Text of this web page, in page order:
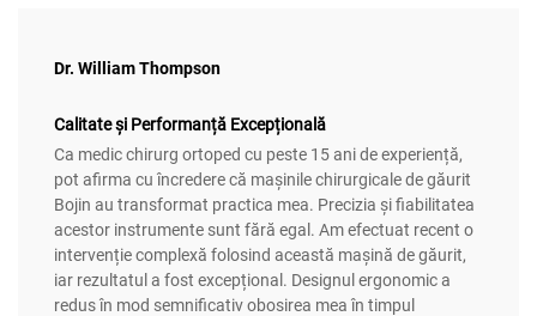
Dr. William Thompson
Calitate și Performanță Excepțională
Ca medic chirurg ortoped cu peste 15 ani de experiență,
pot afirma cu încredere că mașinile chirurgicale de găurit
Bojin au transformat practica mea. Precizia și fiabilitatea
acestor instrumente sunt fără egal. Am efectuat recent o
intervenție complexă folosind această mașină de găurit,
iar rezultatul a fost excepțional. Designul ergonomic a
redus în mod semnificativ obosirea mea în timpul